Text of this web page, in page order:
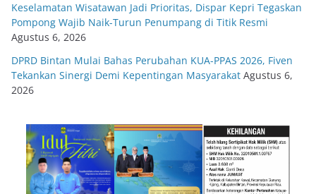
Keselamatan Wisatawan Jadi Prioritas, Dispar Kepri Tegaskan
Pompong Wajib Naik-Turun Penumpang di Titik Resmi
Agustus 6, 2026
DPRD Bintan Mulai Bahas Perubahan KUA-PPAS 2026, Fiven
Tekankan Sinergi Demi Kepentingan Masyarakat Agustus 6,
2026